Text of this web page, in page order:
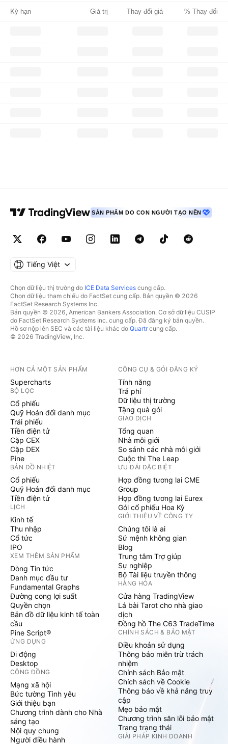
Kỳ hạn Giá trị Thay đổi giá % Thay đổi
SẢN PHẨM DO CON NGƯỜI TẠO NÊN
Tiếng Việt
Chọn dữ liệu thị trường do ICE Data Services cung cấp.
Chọn dữ liệu tham chiếu do FactSet cung cấp. Bản quyền © 2026
FactSet Research Systems Inc.
Bản quyền © 2026, American Bankers Association. Cơ sở dữ liệu CUSIP
do FactSet Research Systems Inc. cung cấp. Đã đăng ký bản quyền.
Hồ sơ nộp lên SEC và các tài liệu khác do Quartrcung cấp.
© 2026 TradingView, Inc.
HƠN CẢ MỘT SẢN PHẨM
Supercharts
BỘ LỌC
Cổ phiếu
Quỹ Hoán đổi danh mục
Trái phiếu
Tiền điện tử
Cặp CEX
Cặp DEX
Pine
BẢN ĐỒ NHIỆT
Cổ phiếu
Quỹ Hoán đổi danh mục
Tiền điện tử
LỊCH
Kinh tế
Thu nhập
Cổ tức
IPO
XEM THÊM SẢN PHẨM
Dòng Tin tức
Danh mục đầu tư
Fundamental Graphs
Đường cong lợi suất
Quyền chọn
Bản đồ dữ liệu kinh tế toàn
cầu
Pine Script®
ỨNG DỤNG
Di động
Desktop
CỘNG ĐỒNG
Mạng xã hội
Bức tường Tình yêu
Giới thiệu bạn
Chương trình dành cho Nhà
sáng tạo
Nội quy chung
Người điều hành
CÔNG CỤ & GÓI ĐĂNG KÝ
Tính năng
Trả phí
Dữ liệu thị trường
Tặng quà gói
GIAO DỊCH
Tổng quan
Nhà môi giới
So sánh các nhà môi giới
Cuộc thi The Leap
ƯU ĐÃI ĐẶC BIỆT
Hợp đồng tương lai CME
Group
Hợp đồng tương lai Eurex
Gói cổ phiếu Hoa Kỳ
GIỚI THIỆU VỀ CÔNG TY
Chúng tôi là ai
Sứ mệnh không gian
Blog
Trung tâm Trợ giúp
Sự nghiệp
Bộ Tài liệu truyền thông
HÀNG HÓA
Cửa hàng TradingView
Lá bài Tarot cho nhà giao
dịch
Đồng hồ The C63 TradeTime
CHÍNH SÁCH & BẢO MẬT
Điều khoản sử dụng
Thông báo miễn trừ trách
nhiệm
Chính sách Bảo mật
Chích sách về Cookie
Thông báo về khả năng truy
cập
Mẹo bảo mật
Chương trình săn lỗi bảo mật
Trang trạng thái
GIẢI PHÁP KINH DOANH